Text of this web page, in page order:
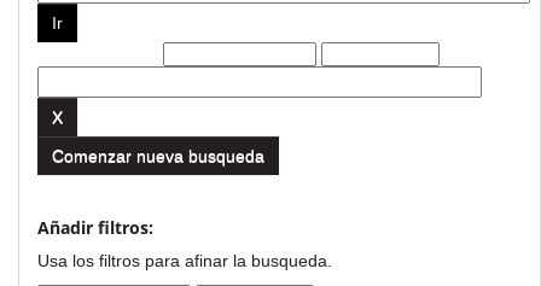
Comenzar nueva busqueda
Añadir filtros:
Usa los filtros para afinar la busqueda.